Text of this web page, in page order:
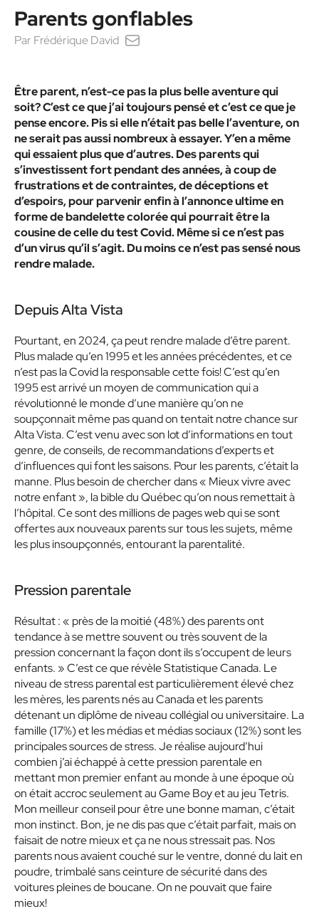
Parents gonflables
Par Frédérique David
Être parent, n’est-ce pas la plus belle aventure qui
soit? C’est ce que j’ai toujours pensé et c’est ce que je
pense encore. Pis si elle n’était pas belle l’aventure, on
ne serait pas aussi nombreux à essayer. Y’en a même
qui essaient plus que d’autres. Des parents qui
s’investissent fort pendant des années, à coup de
frustrations et de contraintes, de déceptions et
d’espoirs, pour parvenir enfin à l’annonce ultime en
forme de bandelette colorée qui pourrait être la
cousine de celle du test Covid. Même si ce n’est pas
d’un virus qu’il s’agit. Du moins ce n’est pas sensé nous
rendre malade.
Depuis Alta Vista
Pourtant, en 2024, ça peut rendre malade d’être parent.
Plus malade qu’en 1995 et les années précédentes, et ce
n’est pas la Covid la responsable cette fois! C’est qu’en
1995 est arrivé un moyen de communication qui a
révolutionné le monde d’une manière qu’on ne
soupçonnait même pas quand on tentait notre chance sur
Alta Vista. C’est venu avec son lot d’informations en tout
genre, de conseils, de recommandations d’experts et
d’influences qui font les saisons. Pour les parents, c’était la
manne. Plus besoin de chercher dans « Mieux vivre avec
notre enfant », la bible du Québec qu’on nous remettait à
l’hôpital. Ce sont des millions de pages web qui se sont
offertes aux nouveaux parents sur tous les sujets, même
les plus insoupçonnés, entourant la parentalité.
Pression parentale
Résultat : « près de la moitié (48%) des parents ont
tendance à se mettre souvent ou très souvent de la
pression concernant la façon dont ils s’occupent de leurs
enfants. » C’est ce que révèle Statistique Canada. Le
niveau de stress parental est particulièrement élevé chez
les mères, les parents nés au Canada et les parents
détenant un diplôme de niveau collégial ou universitaire. La
famille (17%) et les médias et médias sociaux (12%) sont les
principales sources de stress. Je réalise aujourd’hui
combien j’ai échappé à cette pression parentale en
mettant mon premier enfant au monde à une époque où
on était accroc seulement au Game Boy et au jeu Tetris.
Mon meilleur conseil pour être une bonne maman, c’était
mon instinct. Bon, je ne dis pas que c’était parfait, mais on
faisait de notre mieux et ça ne nous stressait pas. Nos
parents nous avaient couché sur le ventre, donné du lait en
poudre, trimbalé sans ceinture de sécurité dans des
voitures pleines de boucane. On ne pouvait que faire
mieux!